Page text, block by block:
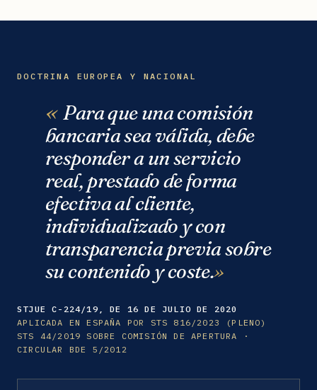
DOCTRINA EUROPEA Y NACIONAL
Para que una comisión
bancaria sea válida, debe
responder a un servicio
real, prestado de forma
efectiva al cliente,
individualizado y con
transparencia previa sobre
su contenido y coste.
STJUE C-224/19, DE 16 DE JULIO DE 2020
APLICADA EN ESPAÑA POR STS 816/2023 (PLENO)
STS 44/2019 SOBRE COMISIÓN DE APERTURA ·
CIRCULAR BDE 5/2012